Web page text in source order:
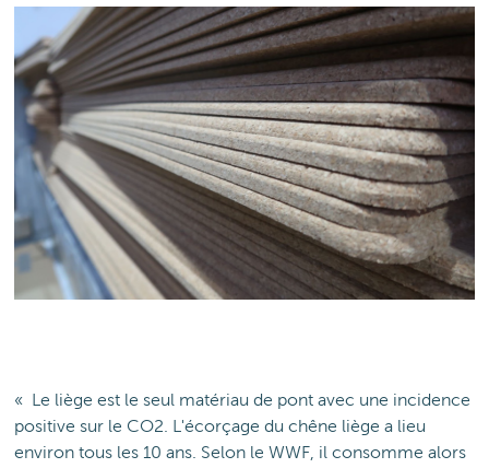
« Le liège est le seul matériau de pont avec une incidence
positive sur le CO2. L'écorçage du chêne liège a lieu
environ tous les 10 ans. Selon le WWF, il consomme alors